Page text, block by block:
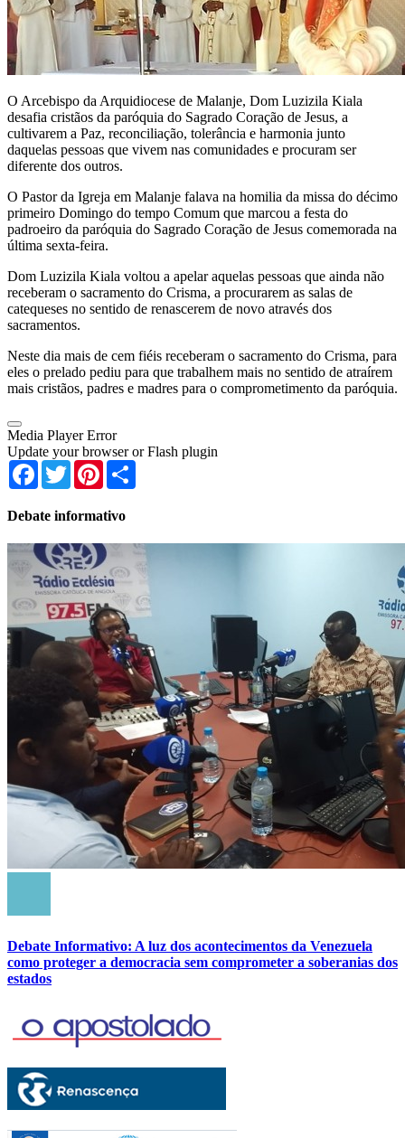
O Arcebispo da Arquidiocese de Malanje, Dom Luzizila Kiala
desafia cristãos da paróquia do Sagrado Coração de Jesus, a
cultivarem a Paz, reconciliação, tolerância e harmonia junto
daquelas pessoas que vivem nas comunidades e procuram ser
diferente dos outros.
O Pastor da Igreja em Malanje falava na homilia da missa do décimo
primeiro Domingo do tempo Comum que marcou a festa do
padroeiro da paróquia do Sagrado Coração de Jesus comemorada na
última sexta-feira.
Dom Luzizila Kiala voltou a apelar aquelas pessoas que ainda não
receberam o sacramento do Crisma, a procurarem as salas de
catequeses no sentido de renascerem de novo através dos
sacramentos.
Neste dia mais de cem fiéis receberam o sacramento do Crisma, para
eles o prelado pediu para que trabalhem mais no sentido de atraírem
mais cristãos, padres e madres para o comprometimento da paróquia.
Media Player Error
Update your browser or Flash plugin
Facebook
TwitterPinterest
Debate informativo
Debate Informativo: A luz dos acontecimentos da Venezuela
como proteger a democracia sem comprometer a soberanias dos
estados